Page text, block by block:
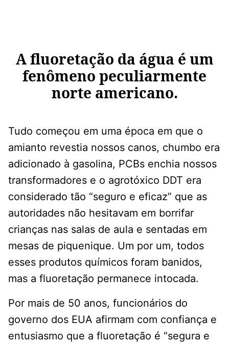
A fluoretação da água é um
fenômeno peculiarmente
norte americano.
Tudo começou em uma época em que o
amianto revestia nossos canos, chumbo era
adicionado à gasolina, PCBs enchia nossos
transformadores e o agrotóxico DDT era
considerado tão “seguro e eficaz” que as
autoridades não hesitavam em borrifar
crianças nas salas de aula e sentadas em
mesas de piquenique. Um por um, todos
esses produtos químicos foram banidos,
mas a fluoretação permanece intocada.
Por mais de 50 anos, funcionários do
governo dos EUA afirmam com confiança e
entusiasmo que a fluoretação é “segura e